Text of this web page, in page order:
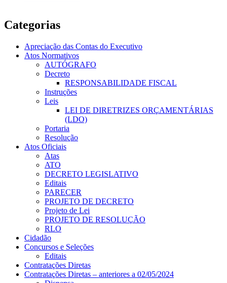
Categorias
Apreciação das Contas do Executivo
Atos Normativos
AUTÓGRAFO
Decreto
RESPONSABILIDADE FISCAL
Instruções
Leis
LEI DE DIRETRIZES ORÇAMENTÁRIAS
(LDO)
Portaria
Resolução
Atos Oficiais
Atas
ATO
DECRETO LEGISLATIVO
Editais
PARECER
PROJETO DE DECRETO
Projeto de Lei
PROJETO DE RESOLUÇÃO
RLO
Cidadão
Concursos e Seleções
Editais
Contratações Diretas
Contratações Diretas – anteriores a 02/05/2024